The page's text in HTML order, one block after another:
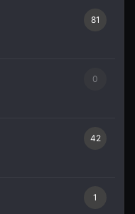
81
0
42
1